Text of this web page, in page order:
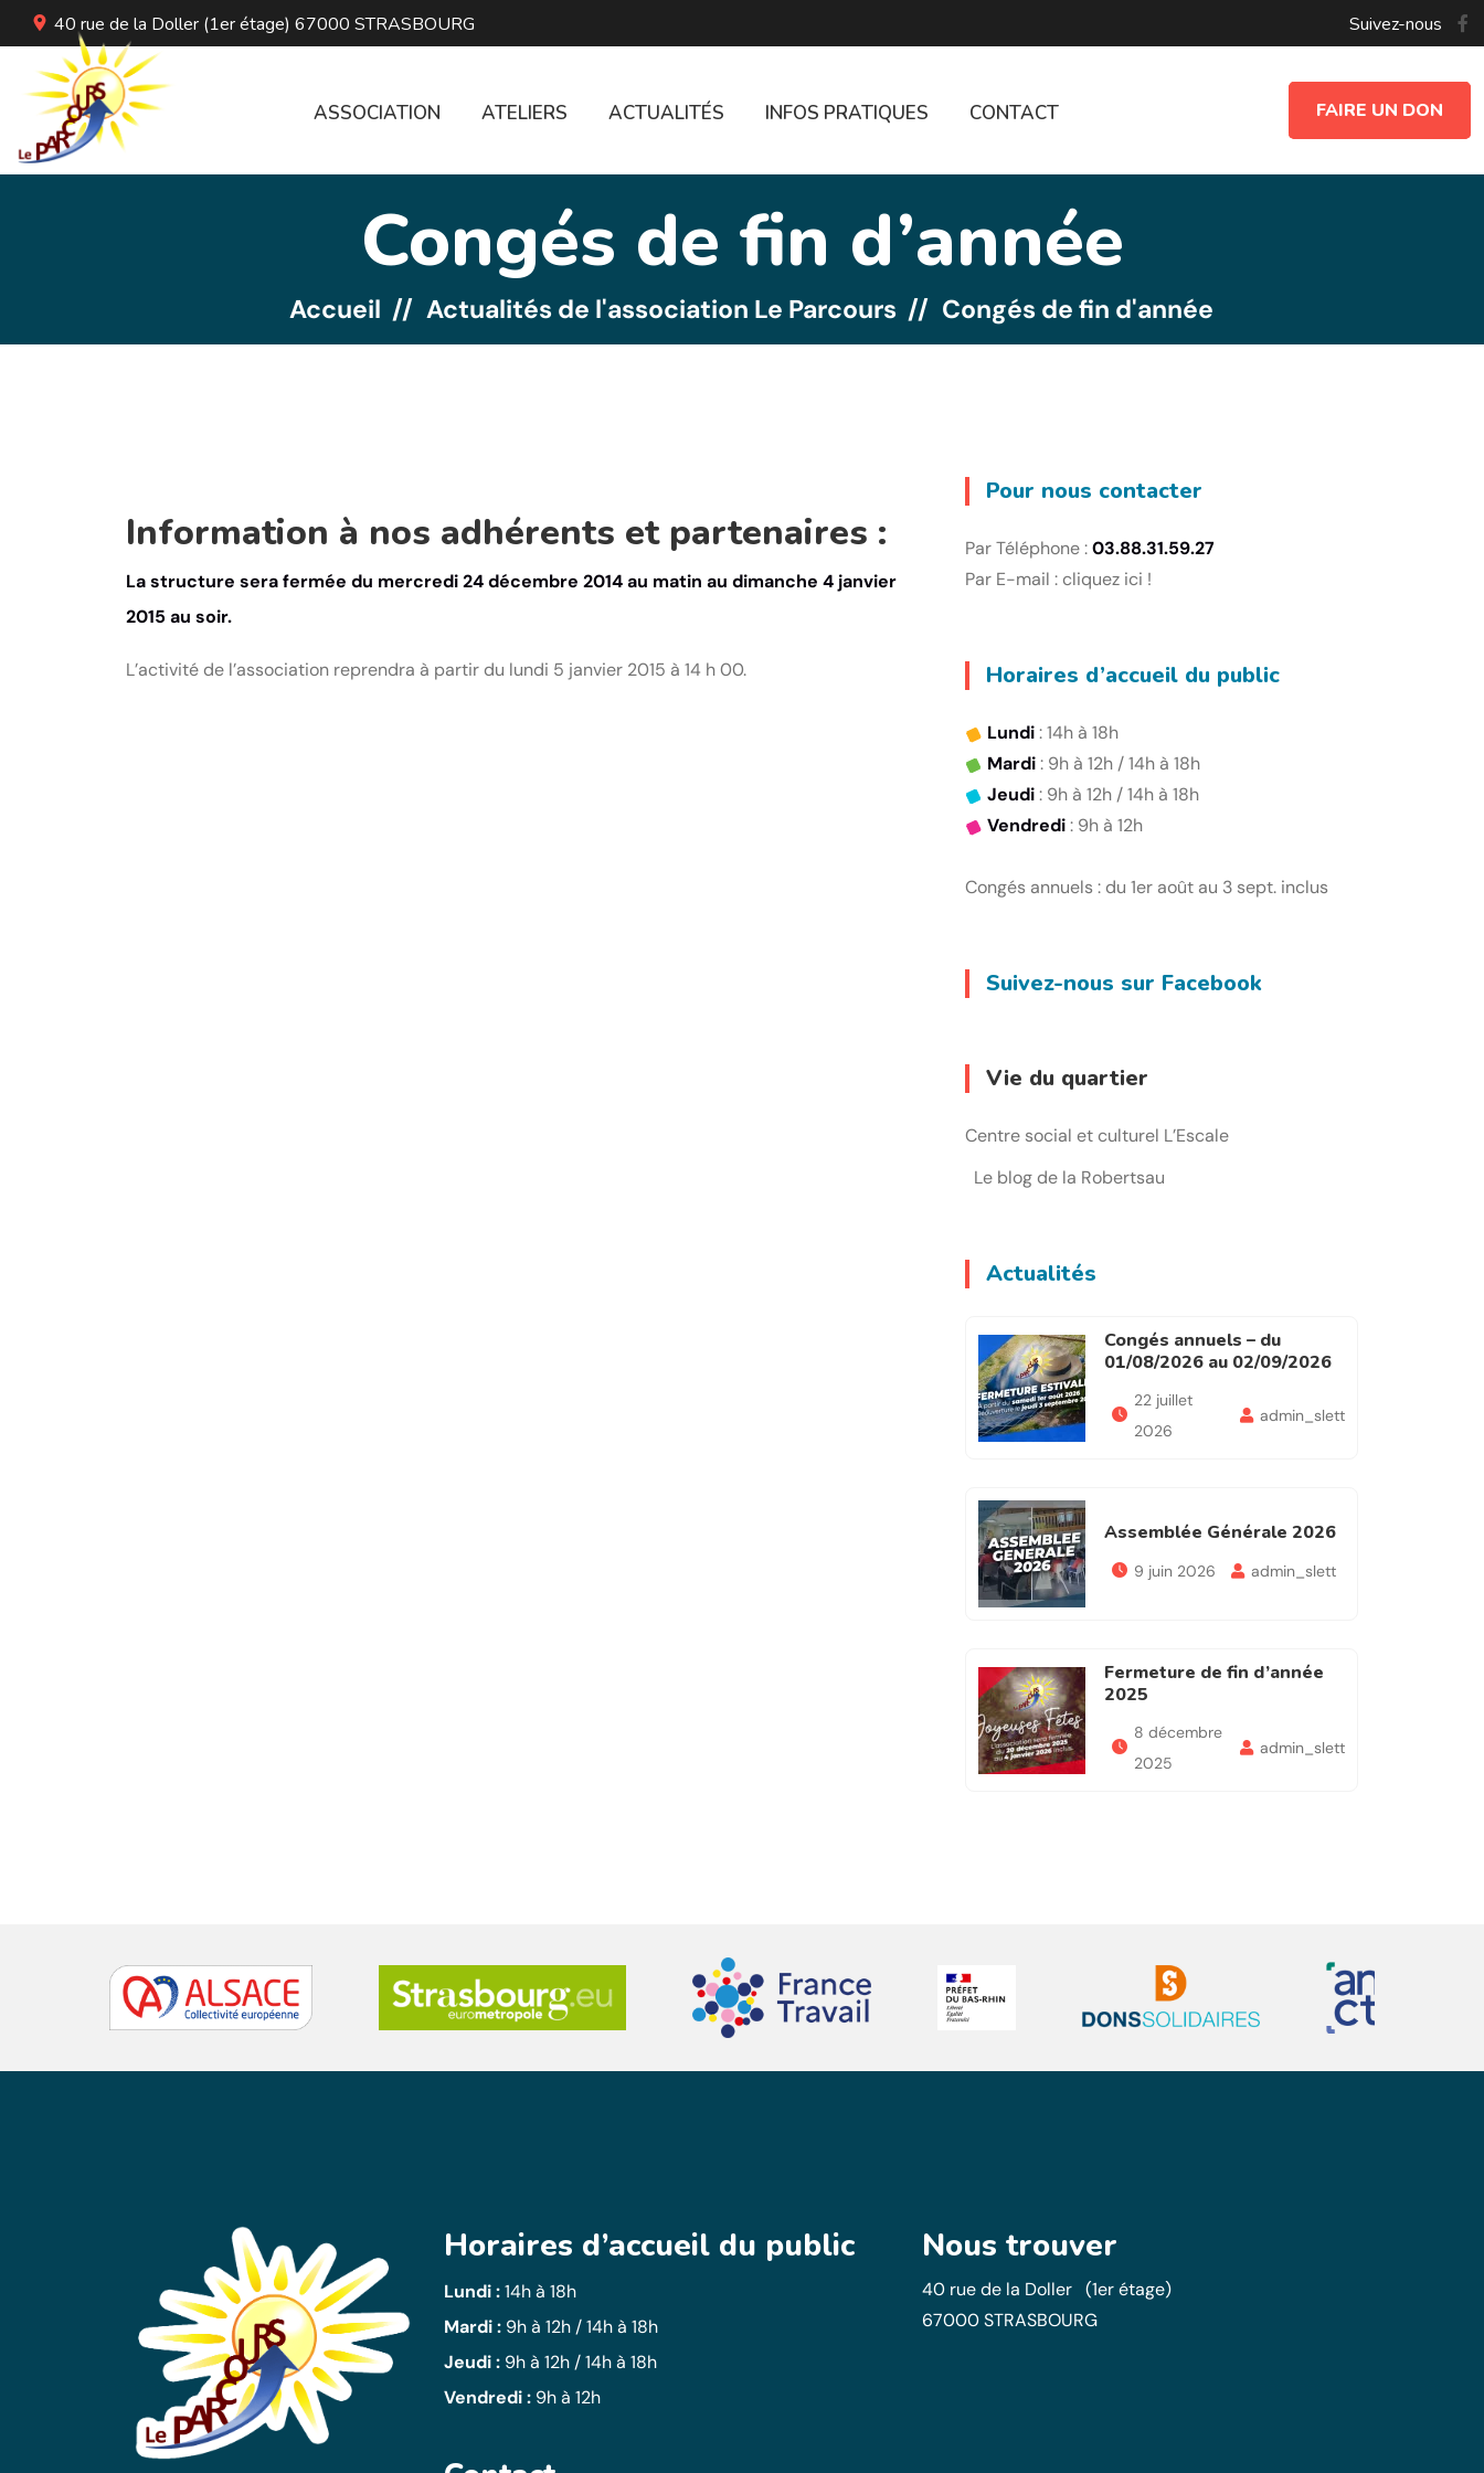
40 rue de la Doller (1er étage) 67000 STRASBOURG Suivez-nous
ASSOCIATION ATELIERS ACTUALITÉS INFOS PRATIQUES CONTACT FAIRE UN DON
Congés de fin d’année
Accueil Actualités de l'association Le Parcours Congés de fin d'année
Information à nos adhérents et partenaires :
La structure sera fermée du mercredi 24 décembre 2014 au matin au dimanche 4 janvier
2015 au soir.
L’activité de l’association reprendra à partir du lundi 5 janvier 2015 à 14 h 00.
Pour nous contacter
Par Téléphone :03.88.31.59.27
Par E-mail : cliquez ici !
Horaires d’accueil du public
Lundi: 14h à 18h
Mardi: 9h à 12h / 14h à 18h
Jeudi: 9h à 12h / 14h à 18h
Vendredi: 9h à 12h
Congés annuels : du 1er août au 3 sept. inclus
Suivez-nous sur Facebook
Vie du quartier
Centre social et culturel L’Escale
Le blog de la Robertsau
Actualités
Congés annuels – du
01/08/2026 au 02/09/2026
22 juillet
2026
admin_slett
Assemblée Générale 2026
9 juin 2026 admin_slett
Fermeture de fin d’année
2025
8 décembre
2025
admin_slett
Horaires d’accueil du public
Lundi :14h à 18h
Mardi : 9h à 12h / 14h à 18h
Jeudi : 9h à 12h / 14h à 18h
Vendredi : 9h à 12h
Nous trouver
40 rue de la Doller (1er étage)
67000 STRASBOURG